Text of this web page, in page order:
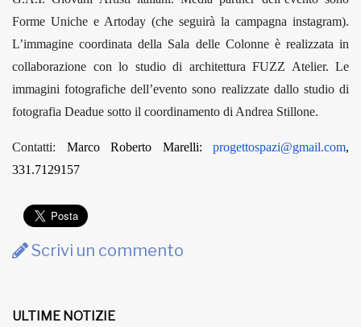
Forme Uniche e Artoday (che seguirà la campagna instagram).
L’immagine coordinata della Sala delle Colonne è realizzata in
collaborazione con lo studio di architettura FUZZ Atelier. Le
immagini fotografiche dell’evento sono realizzate dallo studio di
fotografia Deadue sotto il coordinamento di Andrea Stillone.
Contatti: Marco Roberto Marelli: progettospazi@gmail.com,
331.7129157
Scrivi un commento
ULTIME NOTIZIE